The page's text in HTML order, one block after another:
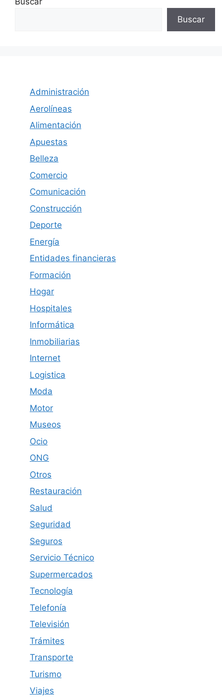
Buscar
Administración
Aerolíneas
Alimentación
Apuestas
Belleza
Comercio
Comunicación
Construcción
Deporte
Energía
Entidades financieras
Formación
Hogar
Hospitales
Informática
Inmobiliarias
Internet
Logistica
Moda
Motor
Museos
Ocio
ONG
Otros
Restauración
Salud
Seguridad
Seguros
Servicio Técnico
Supermercados
Tecnología
Telefonía
Televisión
Trámites
Transporte
Turismo
Viajes